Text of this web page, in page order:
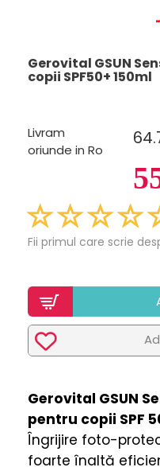
Gerovital GSUN
copii SPF50+ 150ml
Livram
oriunde in Ro
Fii primul care scrie
Gerovital GSUN
pentru copii SPF
Îngrijire foto-
foarte înaltă